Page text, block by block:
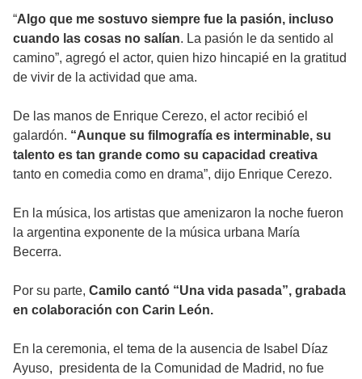
“Algo que me sostuvo siempre fue la pasión, incluso
cuando las cosas no salían. La pasión le da sentido al
camino”, agregó el actor, quien hizo hincapié en la gratitud
de vivir de la actividad que ama.
De las manos de Enrique Cerezo, el actor recibió el
galardón. “Aunque su filmografía es interminable, su
talento es tan grande como su capacidad creativa
tanto en comedia como en drama”, dijo Enrique Cerezo.
En la música, los artistas que amenizaron la noche fueron
la argentina exponente de la música urbana María
Becerra.
Por su parte, Camilo cantó “Una vida pasada”, grabada
en colaboración con Carin León.
En la ceremonia, el tema de la ausencia de Isabel Díaz
Ayuso, presidenta de la Comunidad de Madrid, no fue